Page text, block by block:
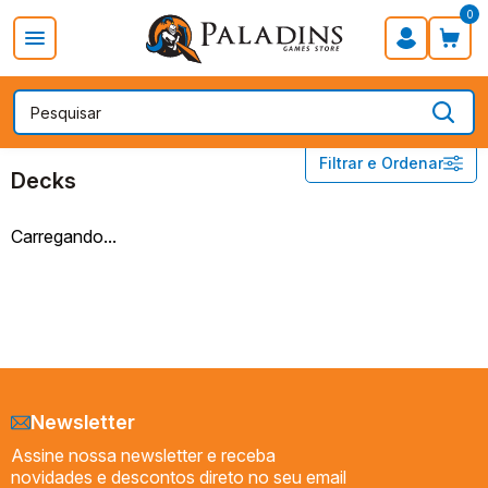
0
PROMOÇÃO DIA DOS PAIS Board Games Card Games
Filtrar e Ordenar
DIGIMON
Decks
Booster
Decks
Decks
Carregando...
Newsletter
Assine nossa newsletter e receba
novidades e descontos direto no seu email